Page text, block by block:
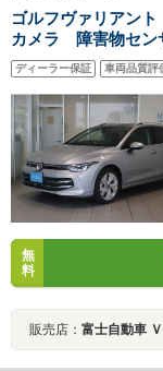
ゴルフヴァリアン
カメラ 障害物セ
ディーラー保証 車両品質評
無
料
販売店： 富士自動車